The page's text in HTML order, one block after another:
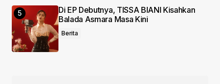
Di EP Debutnya, TISSA BIANI Kisahkan
Balada Asmara Masa Kini
Berita